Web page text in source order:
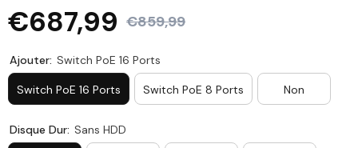
€687,99 €859,99
Ajouter: Switch PoE 16 Ports
Switch PoE 16 Ports Switch PoE 8 Ports Non
Disque Dur: Sans HDD